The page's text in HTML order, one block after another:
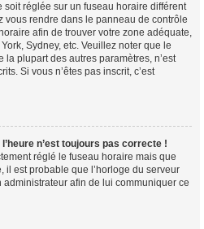
soit réglée sur un fuseau horaire différent
vous rendre dans le panneau de contrôle
afin de trouver votre zone adéquate,
Sydney, etc. Veuillez noter que le
plupart des autres paramètres, n’est
Si vous n’êtes pas inscrit, c’est
n’est toujours pas correcte !
réglé le fuseau horaire mais que
il est probable que l’horloge du serveur
afin de lui communiquer ce